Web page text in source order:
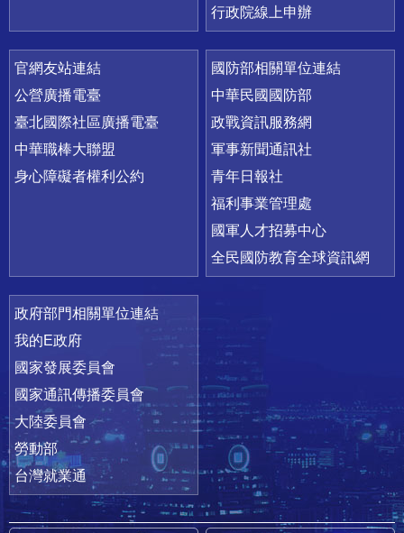
行政院線上申辦
官網友站連結
公營廣播電臺
臺北國際社區廣播電臺
中華職棒大聯盟
身心障礙者權利公約
國防部相關單位連結
中華民國國防部
政戰資訊服務網
軍事新聞通訊社
青年日報社
福利事業管理處
國軍人才招募中心
全民國防教育全球資訊網
政府部門相關單位連結
我的E政府
國家發展委員會
國家通訊傳播委員會
大陸委員會
勞動部
台灣就業通